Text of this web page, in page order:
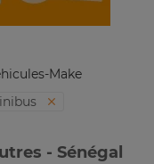
Make
- Sénégal